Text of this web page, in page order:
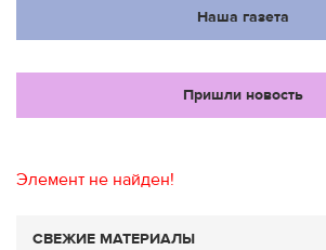
Наша газета
Пришли новость
Элемент не найден!
СВЕЖИЕ МАТЕРИАЛЫ